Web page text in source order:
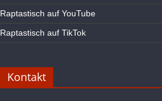
Raptastisch auf YouTube
Raptastisch auf TikTok
Kontakt